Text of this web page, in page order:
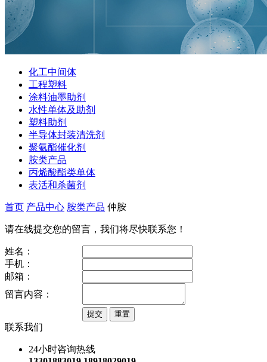
化工中间体
工程塑料
涂料油墨助剂
水性单体及助剂
塑料助剂
半导体封装清洗剂
聚氨酯催化剂
胺类产品
丙烯酸酯类单体
表活和杀菌剂
首页 产品中心 胺类产品 仲胺
请在线提交您的留言，我们将尽快联系您！
姓名：
手机：
邮箱：
留言内容：
联系我们
24小时咨询热线